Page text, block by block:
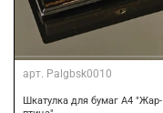
арт. Palgbsk0010
Шкатулка для бумаг А4 "Жар-